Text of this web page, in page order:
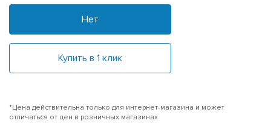
Нет
Купить в 1 клик
*Цена действительна только для интернет-магазина и может
отличаться от цен в розничных магазинах